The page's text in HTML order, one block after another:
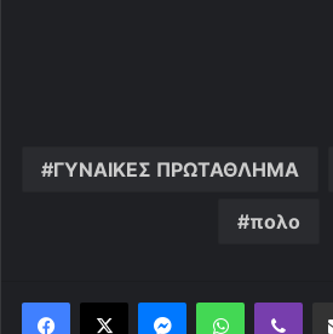
ΓΥΝΑΙΚΕΣ ΠΡΩΤΑΘΛΗΜΑ
πολο
MessengerWhatsAppViber